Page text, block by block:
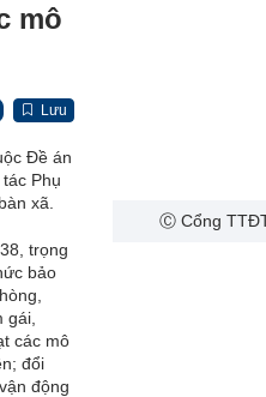
mô
Lưu
Đề án
Phụ
xã.
trọng
bảo
các mô
đổi
động
Ⓒ Cổng